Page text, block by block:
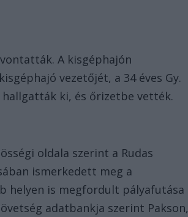
A kisgéphajón
vezetőjét, a 34 éves Gy.
ki, és őrizetbe vették.
oldala szerint a Rudas
ismerkedett meg a
helyen is megfordult pályafutása
adatbankja szerint